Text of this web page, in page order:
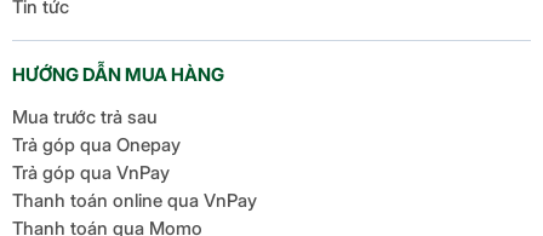
Tin tức
HƯỚNG DẪN MUA HÀNG
Mua trước trả sau
Trả góp qua Onepay
Trả góp qua VnPay
Thanh toán online qua VnPay
Thanh toán qua Momo